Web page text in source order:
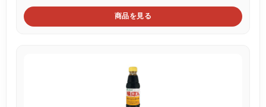
商品を見る